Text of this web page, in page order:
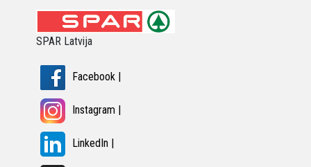
SPAR Latvija
Facebook |
Instagram |
LinkedIn |